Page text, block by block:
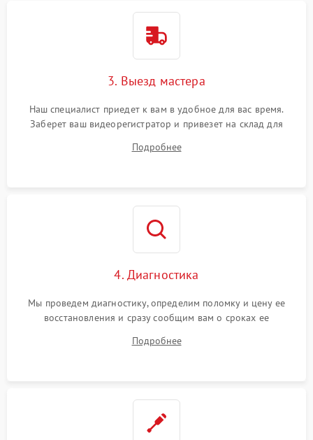
3. Выезд мастера
Наш специалист приедет к вам в удобное для вас время.
Заберет ваш видеорегистратор и привезет на склад для
Подробнее
4. Диагностика
Мы проведем диагностику, определим поломку и цену ее
восстановления и сразу сообщим вам о сроках ее
Подробнее